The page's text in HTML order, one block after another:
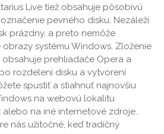
Live tiež obsahuje pôsobivú
pevného disku. Nezáleží
prázdny, a preto nemôže
systému Windows. Zloženie
obsahuje prehliadače Opera a
rozdelení disku a vytvorení
spustiť a stiahnuť najnovšiu
na webovú lokalitu
na iné internetové zdroje..
nás užitočné, keď tradičný